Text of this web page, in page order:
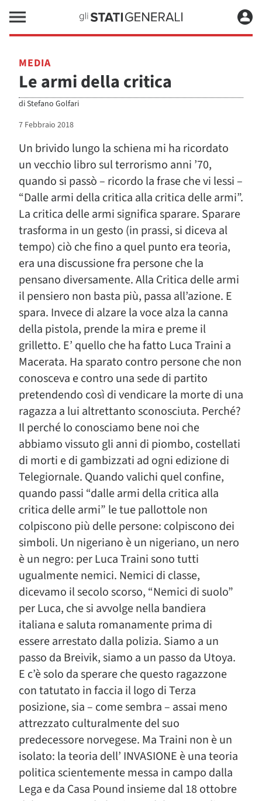
MEDIA
Le armi della critica
diStefano Golfari
7 Febbraio 2018
Un brivido lungo la schiena mi ha ricordato
un vecchio libro sul terrorismo anni ’70,
quando si passò – ricordo la frase che vi lessi –
“Dalle armi della critica alla critica delle armi”.
La critica delle armi significa sparare. Sparare
trasforma in un gesto (in prassi, si diceva al
tempo) ciò che fino a quel punto era teoria,
era una discussione fra persone che la
pensano diversamente. Alla Critica delle armi
il pensiero non basta più, passa all’azione. E
spara. Invece di alzare la voce alza la canna
della pistola, prende la mira e preme il
grilletto. E’ quello che ha fatto Luca Traini a
Macerata. Ha sparato contro persone che non
conosceva e contro una sede di partito
pretendendo così di vendicare la morte di una
ragazza a lui altrettanto sconosciuta. Perché?
Il perché lo conosciamo bene noi che
abbiamo vissuto gli anni di piombo, costellati
di morti e di gambizzati ad ogni edizione di
Telegiornale. Quando valichi quel confine,
quando passi “dalle armi della critica alla
critica delle armi” le tue pallottole non
colpiscono più delle persone: colpiscono dei
simboli. Un nigeriano è un nigeriano, un nero
è un negro: per Luca Traini sono tutti
ugualmente nemici. Nemici di classe,
dicevamo il secolo scorso, “Nemici di suolo”
per Luca, che si avvolge nella bandiera
italiana e saluta romanamente prima di
essere arrestato dalla polizia. Siamo a un
passo da Breivik, siamo a un passo da Utoya.
E c’è solo da sperare che questo ragazzone
con tatutato in faccia il logo di Terza
posizione, sia – come sembra – assai meno
attrezzato culturalmente del suo
predecessore norvegese. Ma Traini non è un
isolato: la teoria dell’ INVASIONE è una teoria
politica scientemente messa in campo dalla
Lega e da Casa Pound insieme dal 18 ottobre